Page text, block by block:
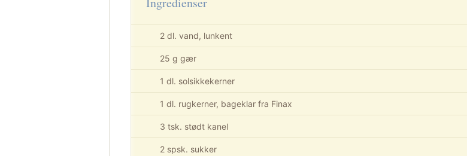
2 dl. vand, lunkent
25 g gær
1 dl. solsikkekerner
1 dl. rugkerner, bageklar fra Finax
3 tsk. stødt kanel
2 spsk. sukker